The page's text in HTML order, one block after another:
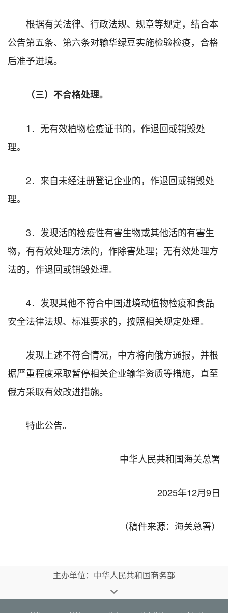
根据有关法律、行政法规、规章等规定，结合本
公告第五条、第六条对输华绿豆实施检验检疫，合格
后准予进境。
（三）不合格处理。
1．无有效植物检疫证书的，作退回或销毁处
理。
2．来自未经注册登记企业的，作退回或销毁处
理。
3．发现活的检疫性有害生物或其他活的有害生
物，有有效处理方法的，作除害处理；无有效处理方
法的，作退回或销毁处理。
4．发现其他不符合中国进境动植物检疫和食品
安全法律法规、标准要求的，按照相关规定处理。
发现上述不符合情况，中方将向俄方通报，并根
据严重程度采取暂停相关企业输华资质等措施，直至
俄方采取有效改进措施。
特此公告。
中华人民共和国海关总署
2025年12月9日
（稿件来源：海关总署）
主办单位：中华人民共和国商务部